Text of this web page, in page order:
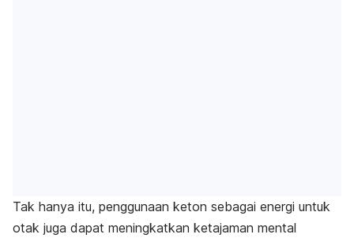
Tak hanya itu, penggunaan keton sebagai energi untuk
otak juga dapat meningkatkan ketajaman mental